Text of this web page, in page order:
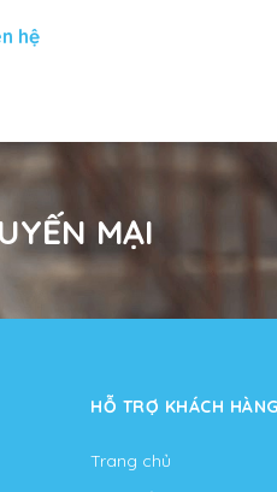
hệ
MẠI
HỖ TRỢ KHÁCH HÀNG
Trang chủ